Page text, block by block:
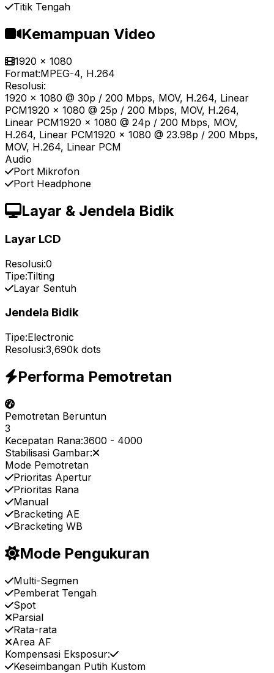
Titik Tengah
Kemampuan Video
1920 x 1080
Format:MPEG-4, H.264
Resolusi:
1920 x 1080 @ 30p / 200 Mbps, MOV, H.264, Linear
PCM1920 x 1080 @ 25p / 200 Mbps, MOV, H.264,
Linear PCM1920 x 1080 @ 24p / 200 Mbps, MOV,
H.264, Linear PCM1920 x 1080 @ 23.98p / 200 Mbps,
MOV, H.264, Linear PCM
Audio
Port Mikrofon
Port Headphone
Layar & Jendela Bidik
Layar LCD
Resolusi:0
Tipe:Tilting
Layar Sentuh
Jendela Bidik
Tipe:Electronic
Resolusi:3,690k dots
Performa Pemotretan
Pemotretan Beruntun
3
Kecepatan Rana:3600 - 4000
Stabilisasi Gambar:
Mode Pemotretan
Prioritas Apertur
Prioritas Rana
Manual
Bracketing AE
Bracketing WB
Mode Pengukuran
Multi-Segmen
Pemberat Tengah
Spot
Parsial
Rata-rata
Area AF
Kompensasi Eksposur:
Keseimbangan Putih Kustom